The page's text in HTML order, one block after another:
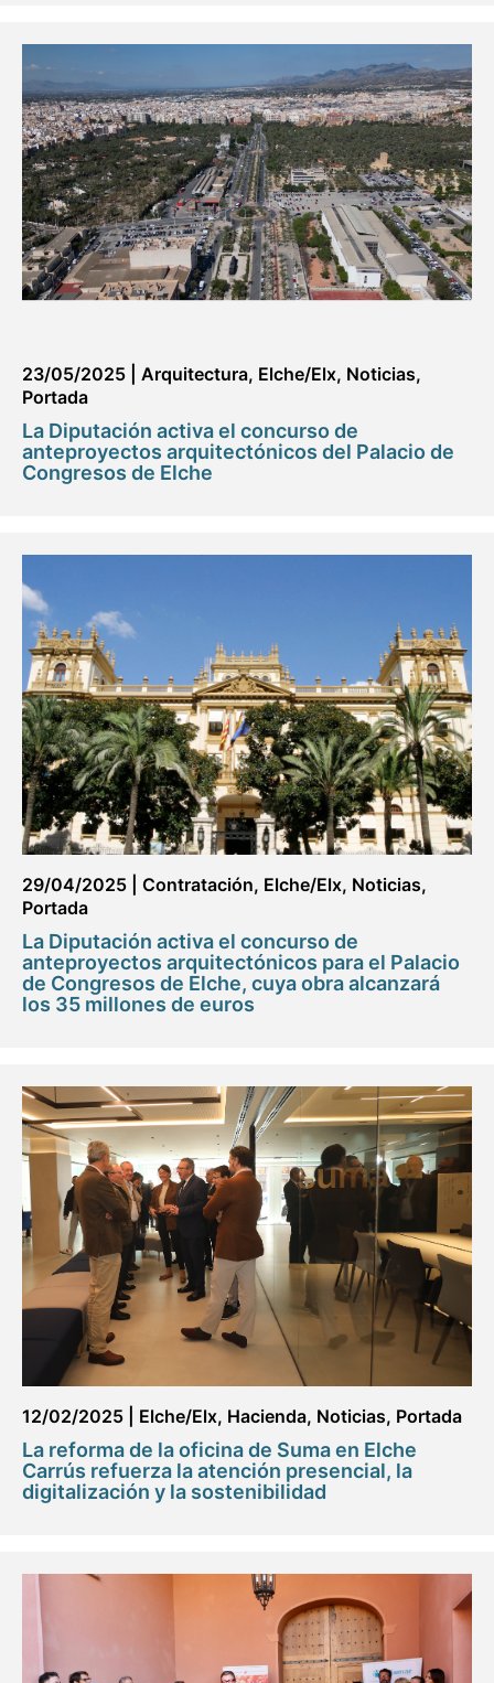
23/05/2025 Arquitectura, Elche/Elx, Noticias,
Portada
La Diputación activa el concurso de
anteproyectos arquitectónicos del Palacio de
Congresos de Elche
29/04/2025 Contratación, Elche/Elx, Noticias,
Portada
La Diputación activa el concurso de
anteproyectos arquitectónicos para el Palacio
de Congresos de Elche, cuya obra alcanzará
los 35 millones de euros
12/02/2025 Elche/Elx, Hacienda, Noticias, Portada
La reforma de la oficina de Suma en Elche
Carrús refuerza la atención presencial, la
digitalización y la sostenibilidad